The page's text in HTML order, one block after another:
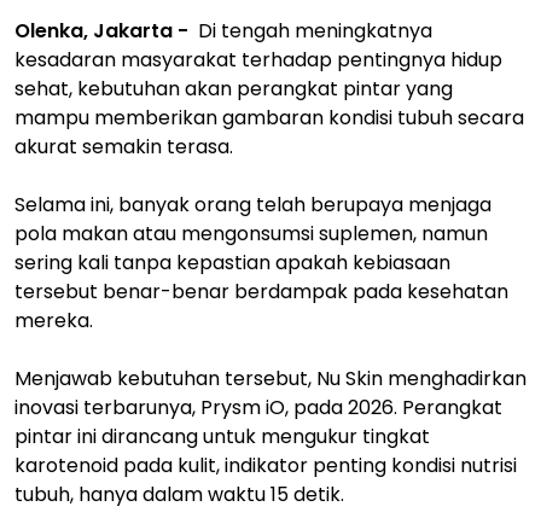
Olenka, Jakarta - Di tengah meningkatnya
kesadaran masyarakat terhadap pentingnya hidup
sehat, kebutuhan akan perangkat pintar yang
mampu memberikan gambaran kondisi tubuh secara
akurat semakin terasa.
Selama ini, banyak orang telah berupaya menjaga
pola makan atau mengonsumsi suplemen, namun
sering kali tanpa kepastian apakah kebiasaan
tersebut benar-benar berdampak pada kesehatan
mereka.
Menjawab kebutuhan tersebut, Nu Skin menghadirkan
inovasi terbarunya, Prysm iO, pada 2026. Perangkat
pintar ini dirancang untuk mengukur tingkat
karotenoid pada kulit, indikator penting kondisi nutrisi
tubuh, hanya dalam waktu 15 detik.